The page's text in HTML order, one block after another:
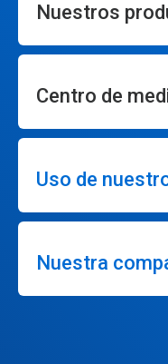
Nuestros
Centro de
Uso de
Nuestra